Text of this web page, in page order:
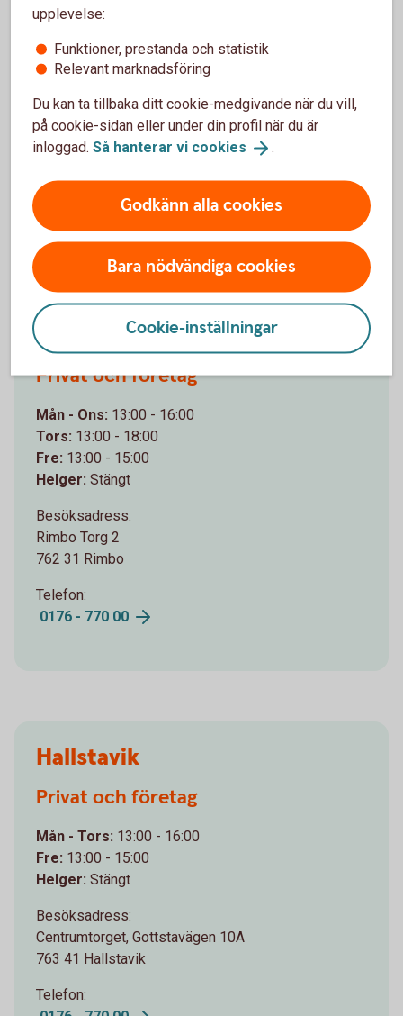
Tors:10:00 - 18:00
Helger:Stängt
Danskes Gränd 2,
761 30 Norrtälje
0176 - 770
Rimbo
Privat och företag
Mån - Ons: 13:00 - 16:00
Tors: 13:00 - 18:00
Fre: 13:00 - 15:00
Helger: Stängt
Besöksadress:
Rimbo Torg 2
762 31 Rimbo
Telefon:
0176 - 770 00
Hallstavik
Privat och företag
Mån - Tors: 13:00 - 16:00
Fre: 13:00 - 15:00
Helger: Stängt
Besöksadress:
Centrumtorget, Gottstavägen 10A
763 41 Hallstavik
Telefon:
upplevelse:
Funktioner, prestanda och statistik
Relevant marknadsföring
Du kan ta tillbaka ditt cookie-medgivande när du vill,
på cookie-sidan eller under din profil när du är
inloggad. Så hanterar vi cookies .
Godkänn alla cookies
Bara nödvändiga cookies
Cookie-inställningar